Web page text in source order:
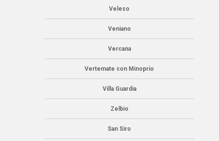
Veleso
Veniano
Vercana
Vertemate con Minoprio
Villa Guardia
Zelbio
San Siro